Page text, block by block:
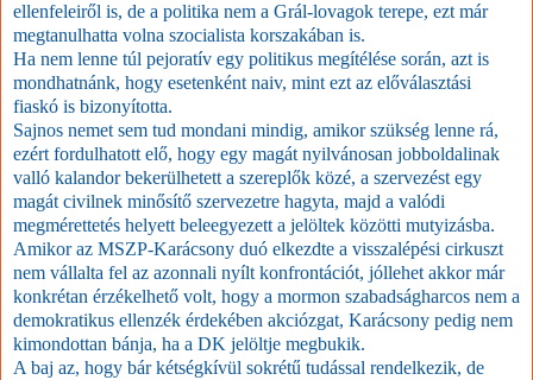
ellenfeleiről is, de a politika nem a Grál-lovagok terepe, ezt már
megtanulhatta volna szocialista korszakában is.
Ha nem lenne túl pejoratív egy politikus megítélése során, azt is
mondhatnánk, hogy esetenként naiv, mint ezt az előválasztási
fiaskó is bizonyította.
Sajnos nemet sem tud mondani mindig, amikor szükség lenne rá,
ezért fordulhatott elő, hogy egy magát nyilvánosan jobboldalinak
valló kalandor bekerülhetett a szereplők közé, a szervezést egy
magát civilnek minősítő szervezetre hagyta, majd a valódi
megmérettetés helyett beleegyezett a jelöltek közötti mutyizásba.
Amikor az MSZP-Karácsony duó elkezdte a visszalépési cirkuszt
nem vállalta fel az azonnali nyílt konfrontációt, jóllehet akkor már
konkrétan érzékelhető volt, hogy a mormon szabadságharcos nem a
demokratikus ellenzék érdekében akciózgat, Karácsony pedig nem
kimondottan bánja, ha a DK jelöltje megbukik.
A baj az, hogy bár kétségkívül sokrétű tudással rendelkezik, de